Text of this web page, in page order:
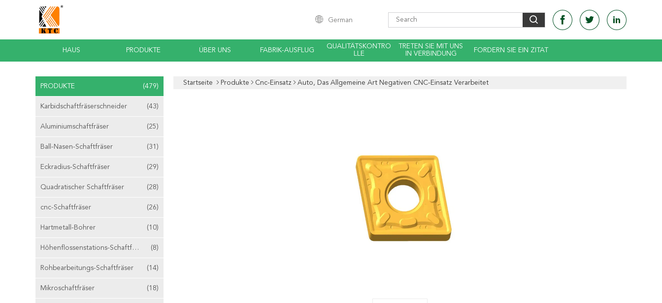
German
HAUS PRODUKTE ÜBER UNS FABRIK-AUSFLUG
QUALITÄTSKONTRO
LLE
TRETEN SIE MIT UNS
IN VERBINDUNG
FORDERN SIE EIN ZITAT
PRODUKTE (479)
Karbidschaftfräserschneider (43)
Aluminiumschaftfräser (25)
Ball-Nasen-Schaftfräser (31)
Eckradius-Schaftfräser (29)
Quadratischer Schaftfräser (28)
cnc-Schaftfräser (26)
Hartmetall-Bohrer (10)
Höhenflossenstations-Schaftfräser (8)
Rohbearbeitungs-Schaftfräser (14)
Mikroschaftfräser (18)
Startseite Produkte Cnc-Einsatz Auto, Das Allgemeine Art Negativen CNC-Einsatz Verarbeitet